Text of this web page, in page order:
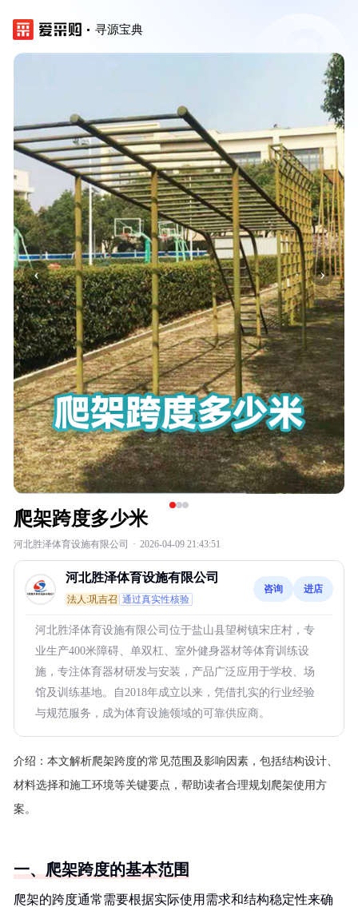
寻源宝典
‹ ›
爬架跨度多少米
河北胜泽体育设施有限公司 · 2026-04-09 21:43:51
河北胜泽体育设施有限公司
法人:巩吉召 通过真实性核验
咨询 进店
河北胜泽体育设施有限公司位于盐山县望树镇宋庄村，专
业生产400米障碍、单双杠、室外健身器材等体育训练设
施，专注体育器材研发与安装，产品广泛应用于学校、场
馆及训练基地。自2018年成立以来，凭借扎实的行业经验
与规范服务，成为体育设施领域的可靠供应商。
介绍： 本文解析爬架跨度的常见范围及影响因素，包括结构设计、
材料选择和施工环境等关键要点，帮助读者合理规划爬架使用方
案。
一、爬架跨度的基本范围
爬架的跨度通常需要根据实际使用需求和结构稳定性来确